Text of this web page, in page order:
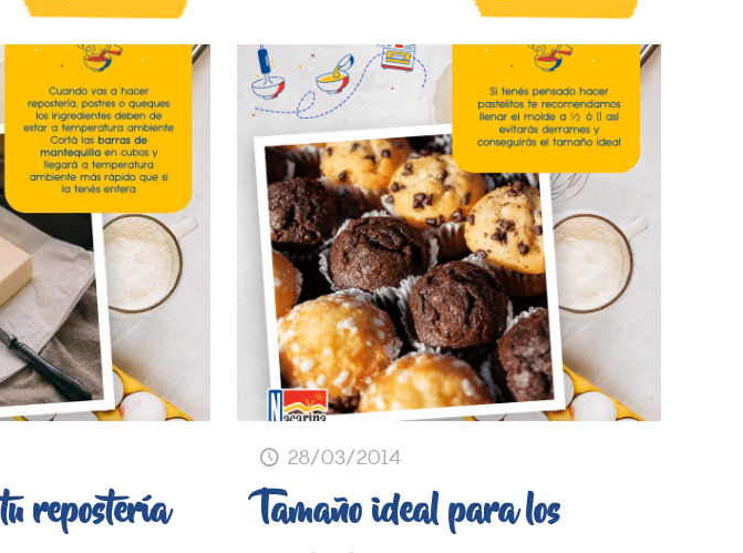
repostería
28/03/2014
Tamaño ideal para los